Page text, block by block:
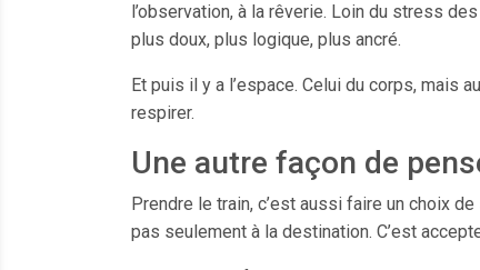
l’observation, à la rêverie. Loin du stress
plus doux, plus logique, plus ancré.
Et puis il y a l’espace. Celui du corps, mais
respirer.
Une autre façon de
Prendre le train, c’est aussi faire un choix
pas seulement à la destination. C’est